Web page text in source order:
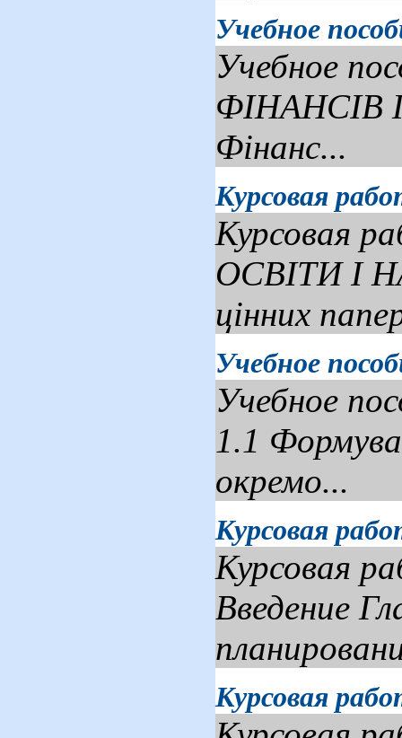
Учебное
Учебное
ФІНАНСІВ
Фінанс...
Курсовая
Курсовая
ОСВІТИ І
цінних
Учебное
Учебное
1.1
окремо...
Курсовая
Курсовая
Введение
Курсовая